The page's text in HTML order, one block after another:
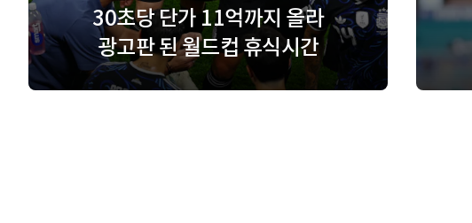
30초당 단가 11억까지 올라
광고판 된 월드컵 휴식시간